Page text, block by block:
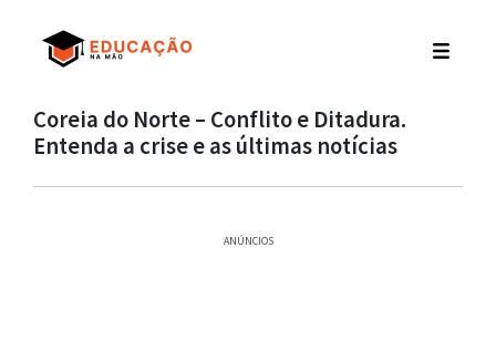
Coreia do Norte – Conflito e Ditadura.
Entenda a crise e as últimas notícias
ANÚNCIOS